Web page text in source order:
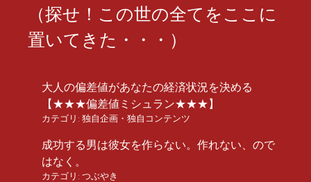
（探せ！この世の全てをここに
置いてきた・・・）
大人の偏差値があなたの経済状況を決める
【★★★偏差値ミシュラン★★★】
カテゴリ: 独自企画・独自コンテンツ
成功する男は彼女を作らない。作れない、ので
はなく。
カテゴリ: つぶやき